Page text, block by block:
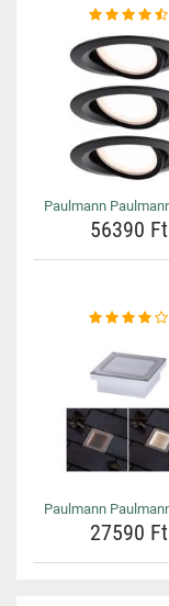
Paulmann
56390 Ft
Paulmann
27590 Ft